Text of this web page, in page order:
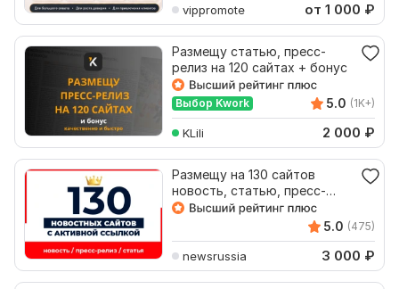
vippromote от 1 000 ₽
Размещу статью, пресс-
релиз на 120 сайтах + бонус
Выбор Kwork 5.0 (1K+)
KLili 2 000 ₽
Размещу на 130 сайтов
новость, статью, пресс-
релиз
5.0 (475)
newsrussia 3 000 ₽